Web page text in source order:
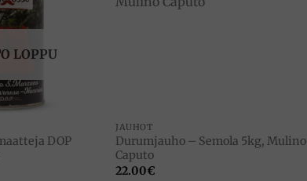
LOPPU
DOP
JAUHOT
Durumjauho – Semola 5kg, Mulino
Caputo
22.00€